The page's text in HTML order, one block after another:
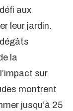
aux
leur jardin.
la
sur
montrent
jusqu’à 25